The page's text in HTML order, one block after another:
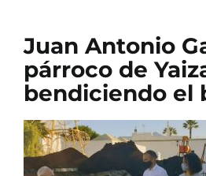
TURISMO
Juan Antonio
párroco de
bendiciendo el